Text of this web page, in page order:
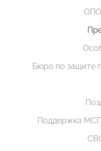
Бюро по защите
Поддержка